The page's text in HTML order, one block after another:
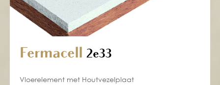
Fermacell 2e33
Vloerelement met Houtvezelplaat